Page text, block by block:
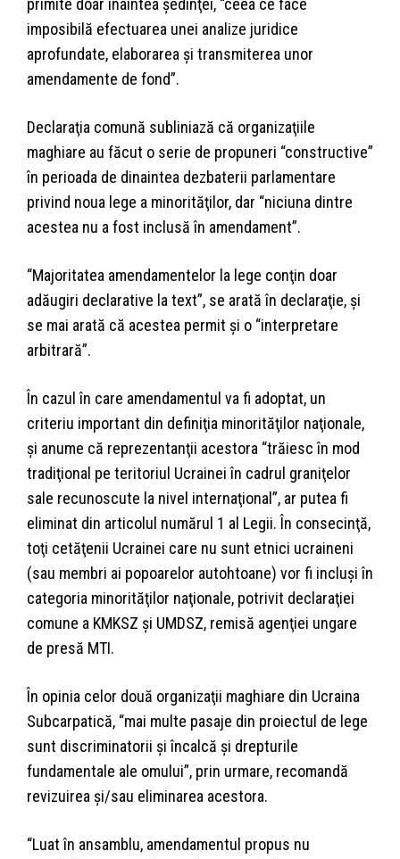
primite doar înaintea şedinţei, “ceea ce face
imposibilă efectuarea unei analize juridice
aprofundate, elaborarea şi transmiterea unor
amendamente de fond”.
Declaraţia comună subliniază că organizaţiile
maghiare au făcut o serie de propuneri “constructive”
în perioada de dinaintea dezbaterii parlamentare
privind noua lege a minorităţilor, dar “niciuna dintre
acestea nu a fost inclusă în amendament”.
“Majoritatea amendamentelor la lege conţin doar
adăugiri declarative la text”, se arată în declaraţie, şi
se mai arată că acestea permit şi o “interpretare
arbitrară”.
În cazul în care amendamentul va fi adoptat, un
criteriu important din definiţia minorităţilor naţionale,
şi anume că reprezentanţii acestora “trăiesc în mod
tradiţional pe teritoriul Ucrainei în cadrul graniţelor
sale recunoscute la nivel internaţional”, ar putea fi
eliminat din articolul numărul 1 al Legii. În consecinţă,
toţi cetăţenii Ucrainei care nu sunt etnici ucraineni
(sau membri ai popoarelor autohtoane) vor fi incluşi în
categoria minorităţilor naţionale, potrivit declaraţiei
comune a KMKSZ şi UMDSZ, remisă agenţiei ungare
de presă MTI.
În opinia celor două organizaţii maghiare din Ucraina
Subcarpatică, “mai multe pasaje din proiectul de lege
sunt discriminatorii şi încalcă şi drepturile
fundamentale ale omului”, prin urmare, recomandă
revizuirea şi/sau eliminarea acestora.
“Luat în ansamblu, amendamentul propus nu